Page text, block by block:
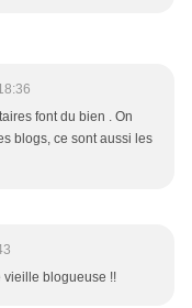
font du bien . On
blogs, ce sont aussi les
vieille blogueuse !!